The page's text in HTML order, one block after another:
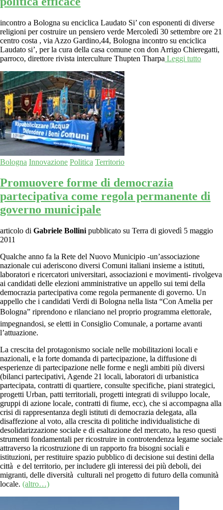
incontro a Bologna su enciclica Laudato Si’ con esponenti di diverse
religioni per costruire un pensiero verde Mercoledì 30 settembre ore 21
centro costa , via Azzo Gardino,44, Bologna incontro su enciclica
Laudato si’, per la cura della casa comune con don Arrigo Chieregatti,
parroco, direttore rivista interculture Thupten Tharpa Leggi tutto
Bologna Innovazione Politica Territorio
Promuovere forme di democrazia
partecipativa come regola permanente di
governo municipale
articolo di Gabriele Bollini pubblicato su Terra di giovedì 5 maggio
2011
Qualche anno fa la Rete del Nuovo Municipio -un’associazione
nazionale cui aderiscono diversi Comuni italiani insieme a istituti,
laboratori e ricercatori universitari, associazioni e movimenti- rivolgeva
ai candidati delle elezioni amministrative un appello sui temi della
democrazia partecipativa come regola permanente di governo. Un
appello che i candidati Verdi di Bologna nella lista “Con Amelia per
Bologna” riprendono e rilanciano nel proprio programma elettorale,
impegnandosi, se eletti in Consiglio Comunale, a portarne avanti
l’attuazione.
La crescita del protagonismo sociale nelle mobilitazioni locali e
nazionali, e la forte domanda di partecipazione, la diffusione di
esperienze di partecipazione nelle forme e negli ambiti più diversi
(bilanci partecipativi, Agende 21 locali, laboratori di urbanistica
partecipata, contratti di quartiere, consulte specifiche, piani strategici,
progetti Urban, patti territoriali, progetti integrati di sviluppo locale,
gruppi di azione locale, contratti di fiume, ecc), che si accompagna alla
crisi di rappresentanza degli istituti di democrazia delegata, alla
disaffezione al voto, alla crescita di politiche individualistiche di
desolidarizzazione sociale e di esaltazione del mercato, ha reso questi
strumenti fondamentali per ricostruire in controtendenza legame sociale
attraverso la ricostruzione di un rapporto fra bisogni sociali e
istituzioni, per restituire spazio pubblico di decisione sui destini della
città e del territorio, per includere gli interessi dei più deboli, dei
migranti, delle diversità culturali nel progetto di futuro della comunità
locale. (altro…)